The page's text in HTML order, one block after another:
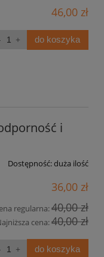
46,00 zł
do koszyka
i
Dostępność:duża ilość
36,00 zł
regularna:40,00 zł
cena:40,00 zł
do koszyka